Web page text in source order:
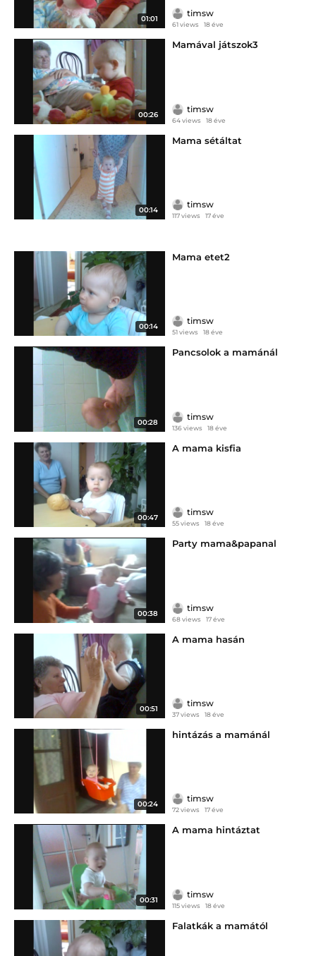
01:01
timsw
61 views 18 éve
00:26
Mamával játszok3
timsw
64 views 18 éve
00:14
Mama sétáltat
timsw
117 views 17 éve
00:14
Mama etet2
timsw
51 views 18 éve
00:28
Pancsolok a mamánál
timsw
136 views 18 éve
00:47
A mama kisfia
timsw
55 views 18 éve
00:38
Party mama&papanal
timsw
68 views 17 éve
00:51
A mama hasán
timsw
37 views 18 éve
00:24
hintázás a mamánál
timsw
72 views 17 éve
00:31
A mama hintáztat
timsw
115 views 18 éve
Falatkák a mamától